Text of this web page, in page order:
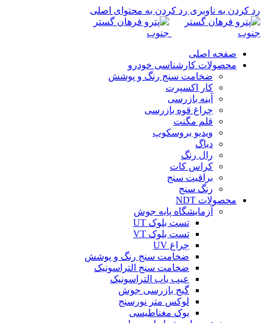
رد کردن به ناوبری رد کردن به محتوای اصلی
صفحه اصلی
محصولات کارشناسی خودرو
ضخامت سنج رنگ و پوشش
کار اکسپرت
آینه بازرسی
چراغ قوه بازرسی
قلم مگنت
ویدیو بروسکوپ
دیاگ
رال رنگ
کراس کات
براقیت سنج
رنگ سنج
محصولات NDT
آزمایشگاه پایه جوش
تست بلوک UT
تست بلوک VT
چراغ UV
ضخامت سنج رنگ و پوشش
ضخامت سنج التراسونیک
عیب یاب التراسونیک
گیج بازرسی جوش
لوکس متر نورسنج
یوک مغناطیسی